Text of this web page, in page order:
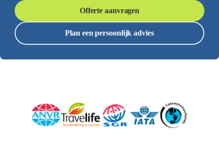
Offerte aanvragen
Plan een persoonlijk advies